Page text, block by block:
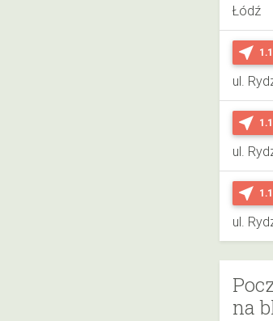
Łódź
near_me
ul.
near_me
ul.
near_me
ul.
na